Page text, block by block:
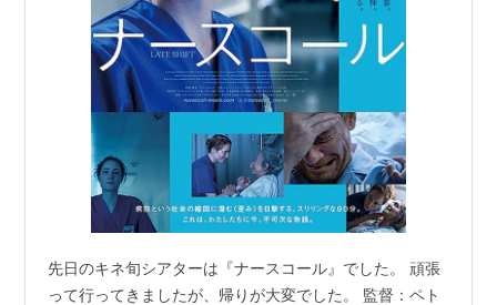
先日のキネ旬シアターは『ナースコール』でした。 頑張
って行ってきましたが、帰りが大変でした。 監督：ペト